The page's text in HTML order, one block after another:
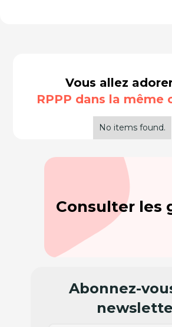
Vous allez
RPPP dans la même
No items found.
Consulter les
Abonnez-